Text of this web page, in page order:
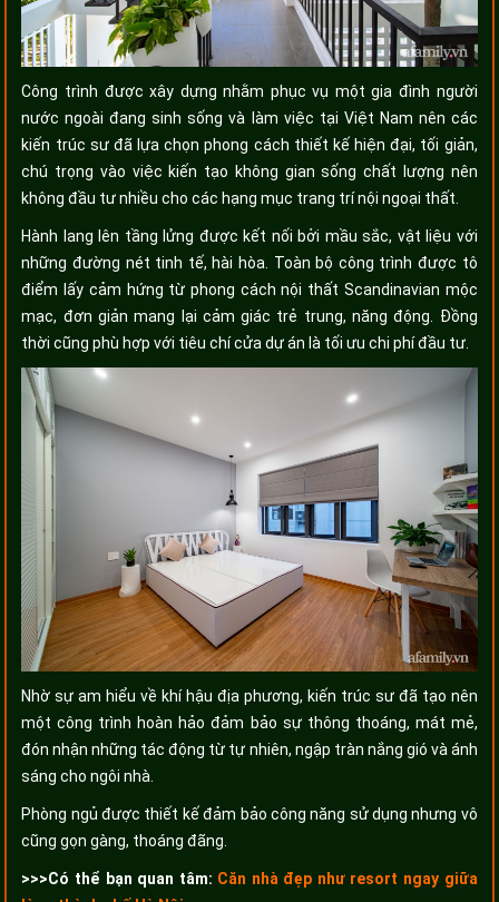
Công trình được xây dựng nhằm phục vụ một gia đình người
nước ngoài đang sinh sống và làm việc tại Việt Nam nên các
kiến trúc sư đã lựa chọn phong cách thiết kế hiện đại, tối giản,
chú trọng vào việc kiến tạo không gian sống chất lượng nên
không đầu tư nhiều cho các hạng mục trang trí nội ngoại thất.
Hành lang lên tầng lửng được kết nối bởi mầu sắc, vật liệu với
những đường nét tinh tế, hài hòa. Toàn bộ công trình được tô
điểm lấy cảm hứng từ phong cách nội thất Scandinavian mộc
mạc, đơn giản mang lại cảm giác trẻ trung, năng động. Đồng
thời cũng phù hợp với tiêu chí cửa dự án là tối ưu chi phí đầu tư.
Nhờ sự am hiểu về khí hậu địa phương, kiến trúc sư đã tạo nên
một công trình hoàn hảo đảm bảo sự thông thoáng, mát mẻ,
đón nhận những tác động từ tự nhiên, ngập tràn nắng gió và ánh
sáng cho ngôi nhà.
Phòng ngủ được thiết kế đảm bảo công năng sử dụng nhưng vô
cũng gọn gàng, thoáng đãng.
>>>Có thể bạn quan tâm: Căn nhà đẹp như resort ngay giữa